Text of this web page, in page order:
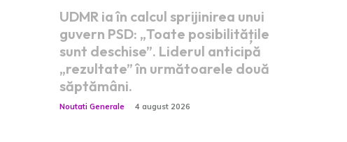
UDMR ia în calcul sprijinirea unui
guvern PSD: „Toate posibilitățile
sunt deschise”. Liderul anticipă
„rezultate” în următoarele două
săptămâni.
Noutati Generale 4 august 2026